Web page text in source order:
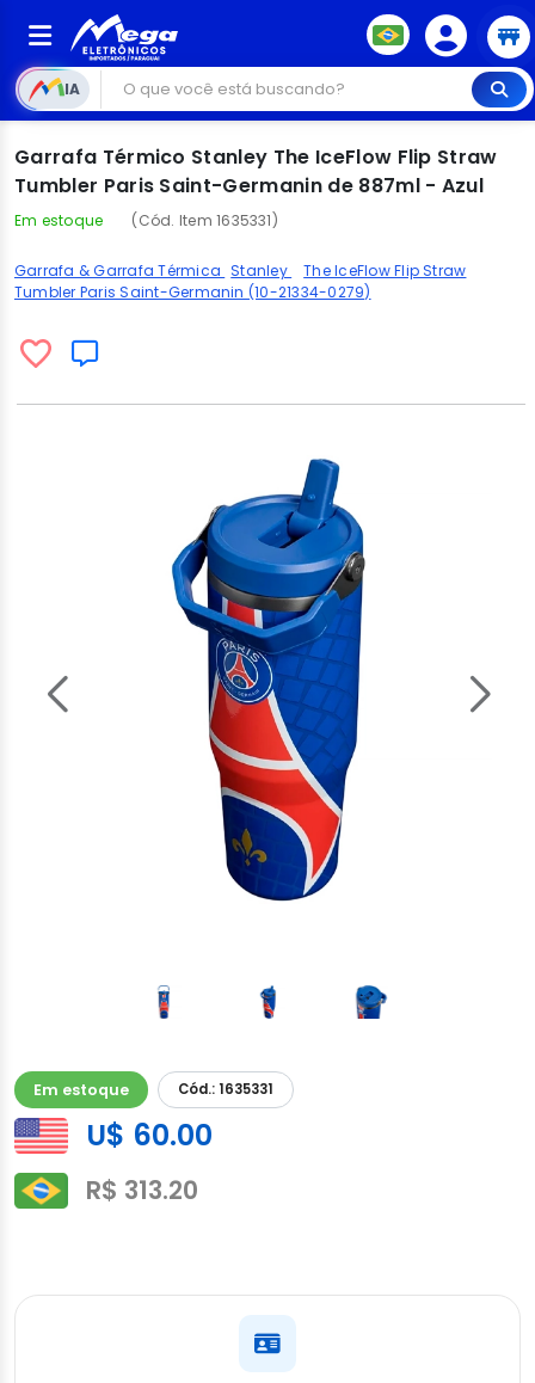
IA
Garrafa Térmico Stanley The IceFlow Flip Straw
Tumbler Paris Saint-Germanin de 887ml - Azul
Em estoque (Cód. Item 1635331)
Garrafa & Garrafa Térmica Stanley
The IceFlow Flip Straw
Tumbler Paris Saint-Germanin (10-21334-0279)
Em estoque Cód.: 1635331
U$ 60.00
R$ 313.20